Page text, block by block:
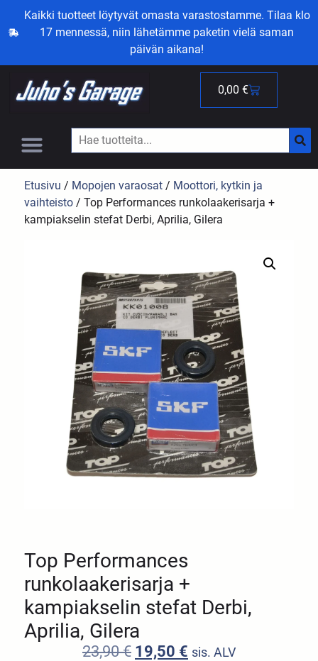
Kaikki tuotteet löytyvät omasta varastostamme. Tilaa klo
17 mennessä, niin lähetämme paketin vielä saman
päivän aikana!
0,00 €
Etusivu / Mopojen varaosat / Moottori, kytkin ja
vaihteisto / Top Performances runkolaakerisarja +
kampiakselin stefat Derbi, Aprilia, Gilera
Top Performances
runkolaakerisarja +
kampiakselin stefat Derbi,
Aprilia, Gilera
23,90€ 19,50 € sis. ALV